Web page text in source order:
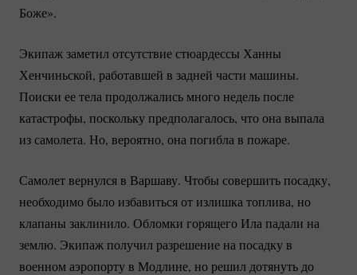
Боже».
Экипаж заметил отсутствие стюардессы Ханны
Хенчиньской, работавшей в задней части машины.
Поиски ее тела продолжались много недель после
катастрофы, поскольку предполагалось, что она выпала
из самолета. Но, вероятно, она погибла в пожаре.
Самолет вернулся в Варшаву. Чтобы совершить посадку,
необходимо было избавиться от излишка топлива, но
клапаны заклинило. Обломки горящего Ила падали на
землю. Экипаж получил разрешение на посадку в
военном аэропорту в Модлине, но решил дотянуть до